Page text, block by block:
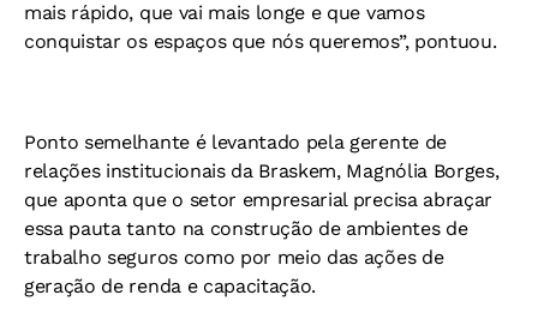
mais rápido, que vai mais longe e que vamos
conquistar os espaços que nós queremos”, pontuou.
Ponto semelhante é levantado pela gerente de
relações institucionais da Braskem, Magnólia Borges,
que aponta que o setor empresarial precisa abraçar
essa pauta tanto na construção de ambientes de
trabalho seguros como por meio das ações de
geração de renda e capacitação.